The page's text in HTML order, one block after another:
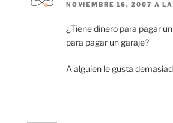
NOVIEMBRE 16, 2007 A
¿Tiene dinero para pagar
para pagar un garaje?
A alguien le gusta